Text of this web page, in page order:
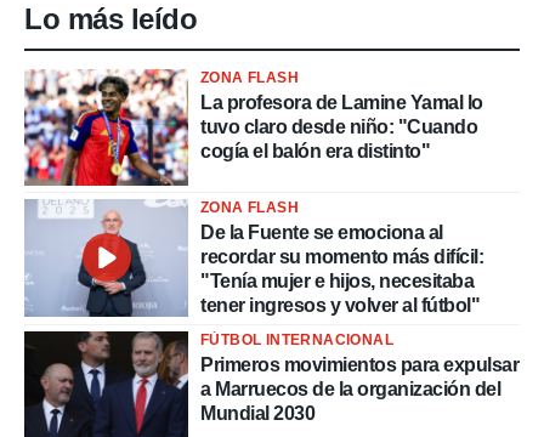
Lo más leído
ZONA FLASH
La profesora de Lamine Yamal lo
tuvo claro desde niño: "Cuando
cogía el balón era distinto"
ZONA FLASH
De la Fuente se emociona al
recordar su momento más difícil:
"Tenía mujer e hijos, necesitaba
tener ingresos y volver al fútbol"
FÚTBOL INTERNACIONAL
Primeros movimientos para expulsar
a Marruecos de la organización del
Mundial 2030